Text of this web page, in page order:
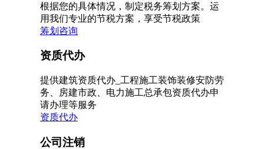
根据您的具体情况，制定税务筹划方案。运
用我们专业的节税方案，享受节税政策
筹划咨询
资质代办
提供建筑资质代办_工程施工装饰装修安防劳
务、房建市政、电力施工总承包资质代办申
请办理等服务
资质代办
公司注销